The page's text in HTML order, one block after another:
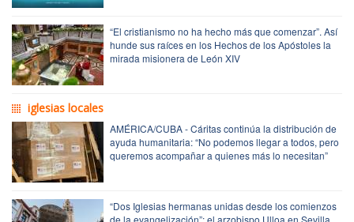
“El cristianismo no ha hecho más que comenzar”. Así
hunde sus raíces en los Hechos de los Apóstoles la
mirada misionera de León XIV
iglesias locales
AMÉRICA/CUBA - Cáritas continúa la distribución de
ayuda humanitaria: “No podemos llegar a todos, pero
queremos acompañar a quienes más lo necesitan”
“Dos Iglesias hermanas unidas desde los comienzos
de la evangelización”: el arzobispo Ulloa en Sevilla